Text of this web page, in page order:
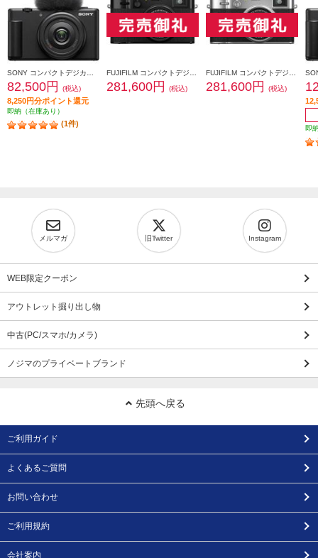
82,500円 (税込)
8,250円分ポイント還元
即納（在庫あり）
(1件)
281,600円 (税込) 281,600円 (税込)
即
メルマガ 旧Twitter Instagram
WEB限定クーポン
アウトレット掘り出し物
中古(PC/スマホ/カメラ)
ノジマのプライベートブランド
先頭へ戻る
ご利用ガイド
よくあるご質問
お問い合わせ
ご利用規約
会社案内